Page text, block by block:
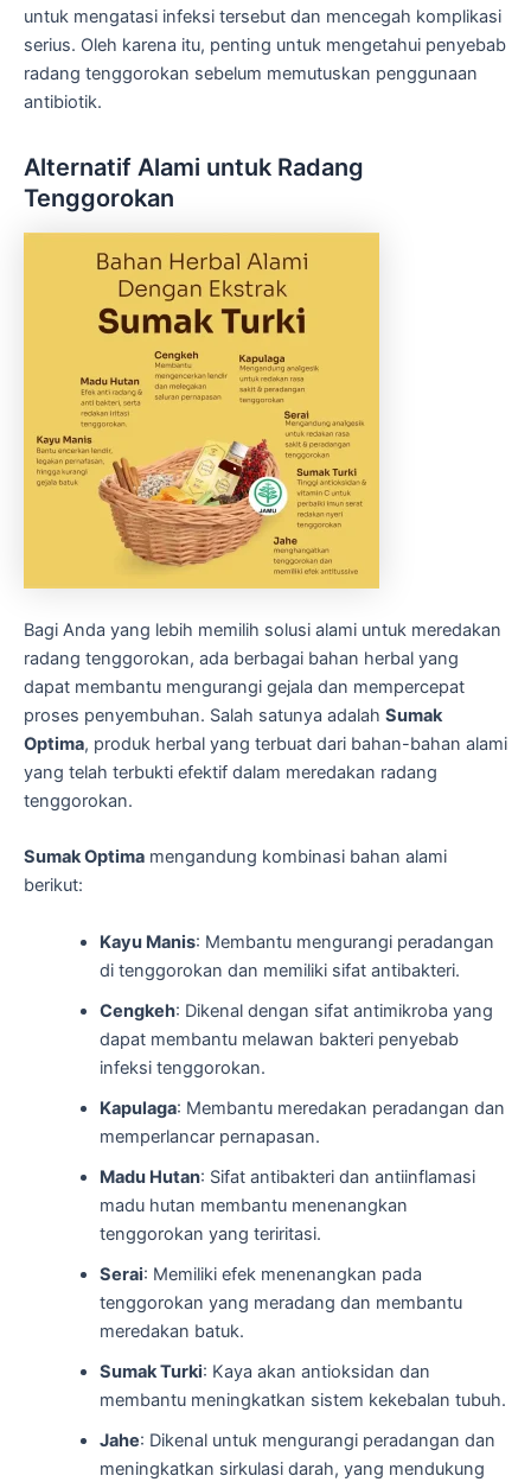
untuk mengatasi infeksi tersebut dan mencegah komplikasi
serius. Oleh karena itu, penting untuk mengetahui penyebab
radang tenggorokan sebelum memutuskan penggunaan
antibiotik.
Alternatif Alami untuk Radang
Tenggorokan
Bagi Anda yang lebih memilih solusi alami untuk meredakan
radang tenggorokan, ada berbagai bahan herbal yang
dapat membantu mengurangi gejala dan mempercepat
proses penyembuhan. Salah satunya adalah Sumak
Optima, produk herbal yang terbuat dari bahan-bahan alami
yang telah terbukti efektif dalam meredakan radang
tenggorokan.
Sumak Optima mengandung kombinasi bahan alami
berikut:
Kayu Manis: Membantu mengurangi peradangan
di tenggorokan dan memiliki sifat antibakteri.
Cengkeh: Dikenal dengan sifat antimikroba yang
dapat membantu melawan bakteri penyebab
infeksi tenggorokan.
Kapulaga: Membantu meredakan peradangan dan
memperlancar pernapasan.
Madu Hutan: Sifat antibakteri dan antiinflamasi
madu hutan membantu menenangkan
tenggorokan yang teriritasi.
Serai: Memiliki efek menenangkan pada
tenggorokan yang meradang dan membantu
meredakan batuk.
Sumak Turki: Kaya akan antioksidan dan
membantu meningkatkan sistem kekebalan tubuh.
Jahe: Dikenal untuk mengurangi peradangan dan
meningkatkan sirkulasi darah, yang mendukung